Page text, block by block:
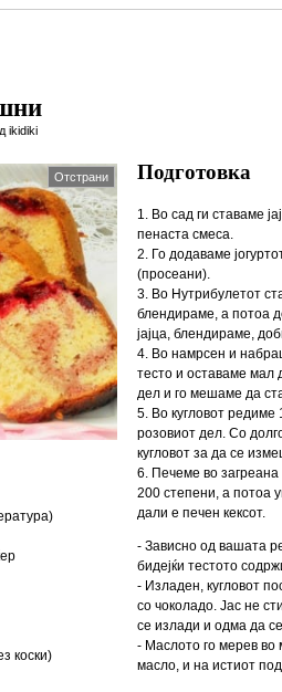
ikidiki
Отстрани
коски)
Подготовка
1. Во сад ги ставаме
пенаста смеса.
2. Го додаваме
(просеани).
3. Во Нутрибулетот
блендираме, а потоа
јајца, блендираме,
4. Во намрсен и
тесто и оставаме мал
дел и го мешаме да
5. Во кугловот
розовиот дел. Со
кугловот за да се
6. Печеме во
200 степени, а потоа
дали е печен кексот.
- Зависно од вашата
бидејќи тестото
- Изладен, кугловот
со чоколадо. Јас не
се излади и одма да
- Маслото го мерев во
масло, и на истиот